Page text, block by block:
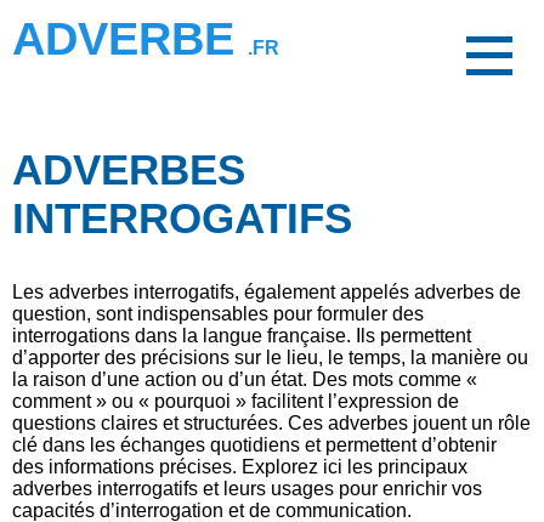
ADVERBE .FR
ADVERBES
INTERROGATIFS
Les adverbes interrogatifs, également appelés adverbes de
question, sont indispensables pour formuler des
interrogations dans la langue française. Ils permettent
d’apporter des précisions sur le lieu, le temps, la manière ou
la raison d’une action ou d’un état. Des mots comme «
comment » ou « pourquoi » facilitent l’expression de
questions claires et structurées. Ces adverbes jouent un rôle
clé dans les échanges quotidiens et permettent d’obtenir
des informations précises. Explorez ici les principaux
adverbes interrogatifs et leurs usages pour enrichir vos
capacités d’interrogation et de communication.